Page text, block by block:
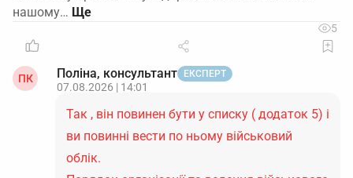
переліком доданих до них документів.
нашому…
5
ПК Поліна, консультант ЕКСПЕРТ
07.08.2026 | 14:01
Так , він повинен бути у списку ( додаток 5) і
ви повинні вести по ньому військовий
облік.